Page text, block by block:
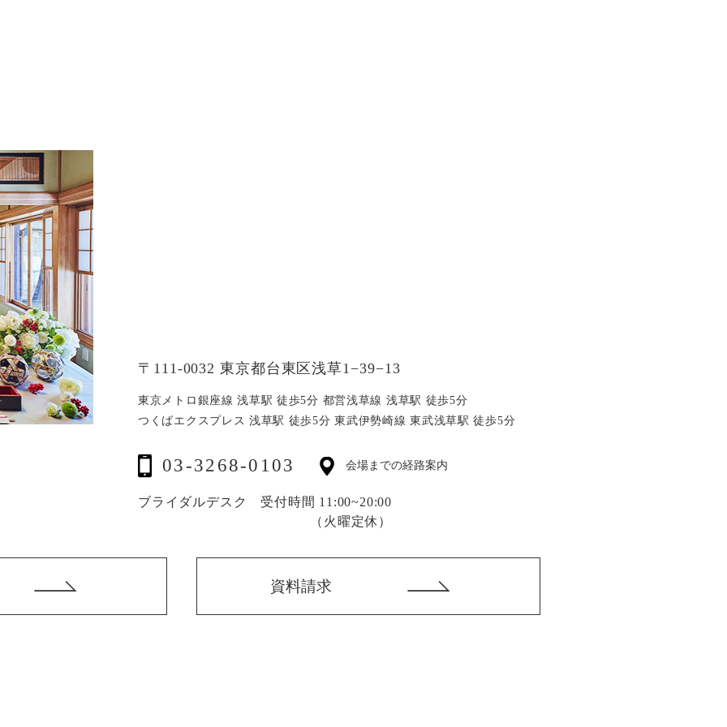
〒111-0032 東京都台東区浅草1−39−13
東京メトロ銀座線 浅草駅 徒歩5分 都営浅草線 浅草駅 徒歩5分
つくばエクスプレス 浅草駅 徒歩5分東武伊勢崎線 東武浅草駅 徒歩5分
会場までの経路案内
03-3268-0103
ブライダルデスク 受付時間 11:00~20:00
（火曜定休）
資料請求